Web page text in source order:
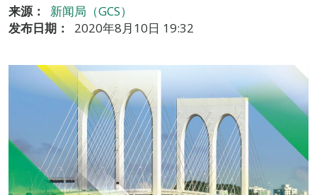
来源：
新闻局（GCS）
发布日期：
2020年8月10日 19:32